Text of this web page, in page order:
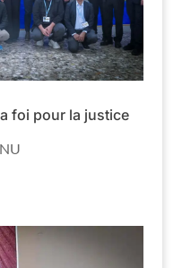
foi pour la justice